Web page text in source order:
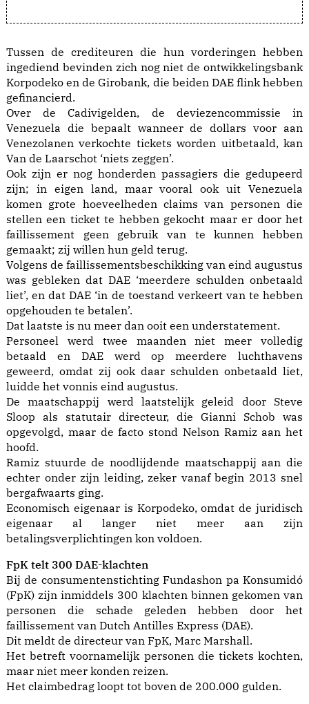
Tussen de crediteuren die hun vorderingen hebben
ingediend bevinden zich nog niet de ontwikkelingsbank
Korpodeko en de Girobank, die beiden DAE flink hebben
gefinancierd.
Over de Cadivigelden, de deviezencommissie in
Venezuela die bepaalt wanneer de dollars voor aan
Venezolanen verkochte tickets worden uitbetaald, kan
Van de Laarschot ‘niets zeggen’.
Ook zijn er nog honderden passagiers die gedupeerd
zijn; in eigen land, maar vooral ook uit Venezuela
komen grote hoeveelheden claims van personen die
stellen een ticket te hebben gekocht maar er door het
faillissement geen gebruik van te kunnen hebben
gemaakt; zij willen hun geld terug.
Volgens de faillissementsbeschikking van eind augustus
was gebleken dat DAE ‘meerdere schulden onbetaald
liet’, en dat DAE ‘in de toestand verkeert van te hebben
opgehouden te betalen’.
Dat laatste is nu meer dan ooit een understatement.
Personeel werd twee maanden niet meer volledig
betaald en DAE werd op meerdere luchthavens
geweerd, omdat zij ook daar schulden onbetaald liet,
luidde het vonnis eind augustus.
De maatschappij werd laatstelijk geleid door Steve
Sloop als statutair directeur, die Gianni Schob was
opgevolgd, maar de facto stond Nelson Ramiz aan het
hoofd.
Ramiz stuurde de noodlijdende maatschappij aan die
echter onder zijn leiding, zeker vanaf begin 2013 snel
bergafwaarts ging.
Economisch eigenaar is Korpodeko, omdat de juridisch
eigenaar al langer niet meer aan zijn
betalingsverplichtingen kon voldoen.
FpK telt 300 DAE-klachten
Bij de consumentenstichting Fundashon pa Konsumidó
(FpK) zijn inmiddels 300 klachten binnen gekomen van
personen die schade geleden hebben door het
faillissement van Dutch Antilles Express (DAE).
Dit meldt de directeur van FpK, Marc Marshall.
Het betreft voornamelijk personen die tickets kochten,
maar niet meer konden reizen.
Het claimbedrag loopt tot boven de 200.000 gulden.